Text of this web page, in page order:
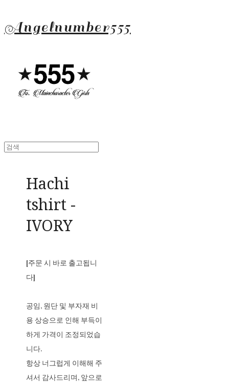
Angelnumber555
Hachi
tshirt -
IVORY
[주문 시 바로 출고됩니
다]
공임, 원단 및 부자재 비
용 상승으로 인해 부득이
하게 가격이 조정되었습
니다.
항상 너그럽게 이해해 주
셔서 감사드리며, 앞으로